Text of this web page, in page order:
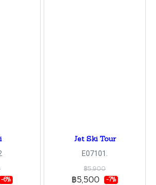
-6%
Jet Ski Tour
E07101.
฿5,900
฿5,500 -7%